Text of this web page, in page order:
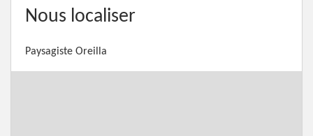
Nous localiser
Paysagiste Oreilla